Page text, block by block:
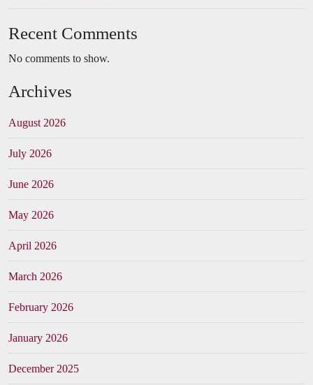
Recent Comments
No comments to show.
Archives
August 2026
July 2026
June 2026
May 2026
April 2026
March 2026
February 2026
January 2026
December 2025